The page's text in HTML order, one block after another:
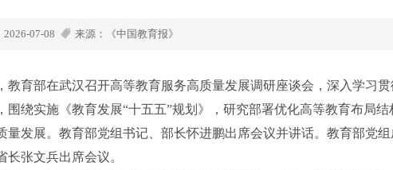
2026-07-08 来源：《中国教育报》
育部在武汉召开高等教育服务高质量发展调研座谈会，深入学习贯
围绕实施《教育发展“十五五”规划》，研究部署优化高等教育布局
量发展。教育部党组书记、部长怀进鹏出席会议并讲话。教育部党
长张文兵出席会议。